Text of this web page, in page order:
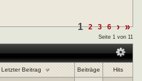
1 2 3 6 › »
Seite 1 von 11
Letzter Beitrag Beiträge Hits